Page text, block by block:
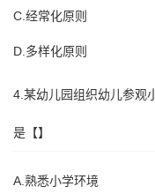
C.经常化原则
D.多样化原则
4.某幼儿园组织幼儿参观
是【】
A.熟悉小学环境